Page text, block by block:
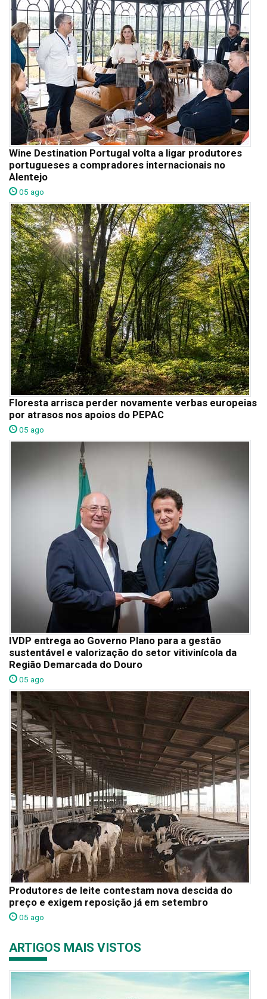
Wine Destination Portugal volta a ligar produtores
portugueses a compradores internacionais no
Alentejo
05 ago
Floresta arrisca perder novamente verbas europeias
por atrasos nos apoios do PEPAC
05 ago
IVDP entrega ao Governo Plano para a gestão
sustentável e valorização do setor vitivinícola da
Região Demarcada do Douro
05 ago
Produtores de leite contestam nova descida do
preço e exigem reposição já em setembro
05 ago
ARTIGOS MAIS VISTOS